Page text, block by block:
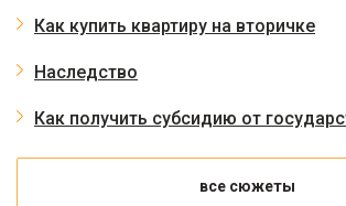
Как купить квартиру на вторичке
Наследство
Как получить субсидию от
все сюжеты